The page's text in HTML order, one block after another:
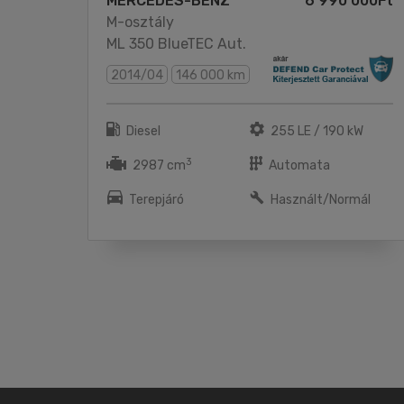
M-osztály
ML 350 BlueTEC Aut.
2014/04 146 000 km
Diesel 255 LE / 190 kW
2987 cm3 Automata
Terepjáró Használt/Normál